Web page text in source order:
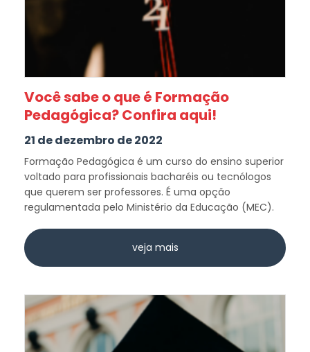
Você sabe o que é Formação
Pedagógica? Confira aqui!
21 de dezembro de 2022
Formação Pedagógica é um curso do ensino superior
voltado para profissionais bacharéis ou tecnólogos
que querem ser professores. É uma opção
regulamentada pelo Ministério da Educação (MEC).
veja mais